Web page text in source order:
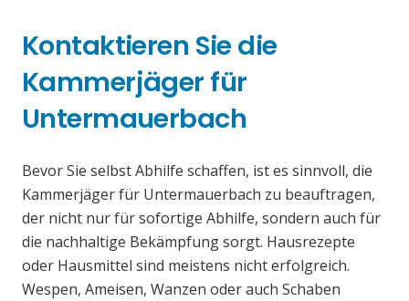
Kontaktieren Sie die
Kammerjäger für
Untermauerbach
Bevor Sie selbst Abhilfe schaffen, ist es sinnvoll, die
Kammerjäger für Untermauerbach zu beauftragen,
der nicht nur für sofortige Abhilfe, sondern auch für
die nachhaltige Bekämpfung sorgt. Hausrezepte
oder Hausmittel sind meistens nicht erfolgreich.
Wespen, Ameisen, Wanzen oder auch Schaben